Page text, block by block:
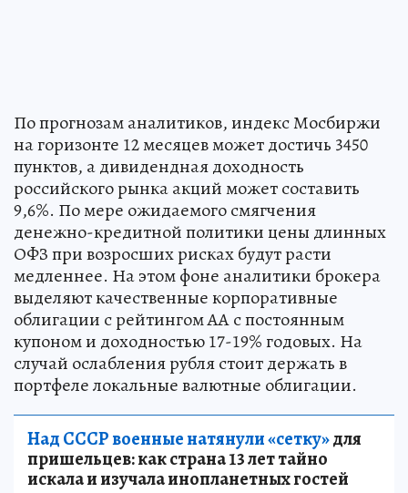
По прогнозам аналитиков, индекс Мосбиржи
на горизонте 12 месяцев может достичь 3450
пунктов, а дивидендная доходность
российского рынка акций может составить
9,6%. По мере ожидаемого смягчения
денежно-кредитной политики цены длинных
ОФЗ при возросших рисках будут расти
медленнее. На этом фоне аналитики брокера
выделяют качественные корпоративные
облигации с рейтингом АА с постоянным
купоном и доходностью 17-19% годовых. На
случай ослабления рубля стоит держать в
портфеле локальные валютные облигации.
Над СССР военные натянули «сетку»для
пришельцев: как страна 13 лет тайно
искала и изучала инопланетных гостей